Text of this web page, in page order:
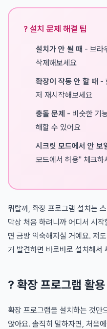
? 설치 문제 해결 팁
설치가 안 될 때 - 브라
삭제해보세요
확장이 작동 안 할 때 -
저 재시작해보세요
충돌 문제 - 비슷한 기
해할 수 있어요
시크릿 모드에서 안 보
모드에서 허용" 체크하
뭐랄까, 확장 프로그램 설치는
막상 처음 하려니까 어디서 시
면 금방 익숙해지실 거예요. 저
거 발견하면 바로바로 설치해서
? 확장 프로그램 활
확장 프로그램을 설치하는 것
않아요. 솔직히 말하자면, 처음